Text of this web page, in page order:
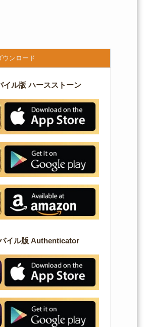
ウンロード
イル版 ハースストーン
イル版 Authenticator